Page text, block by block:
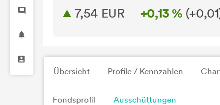
7,54 EUR +0,13 % (+0,01
Übersicht Profile / Kennzahlen
Fondsprofil Ausschüttungen